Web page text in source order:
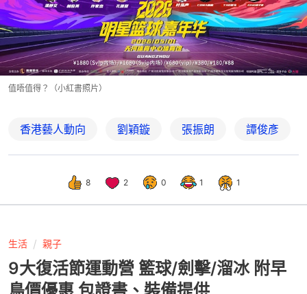
值唔值得？（小紅書照片）
香港藝人動向 劉穎鏇 張振朗 譚俊彥
8 2 0 1 1
生活 親子
9大復活節運動營 籃球/劍擊/溜冰 附早
鳥價優惠 包證書、裝備提供